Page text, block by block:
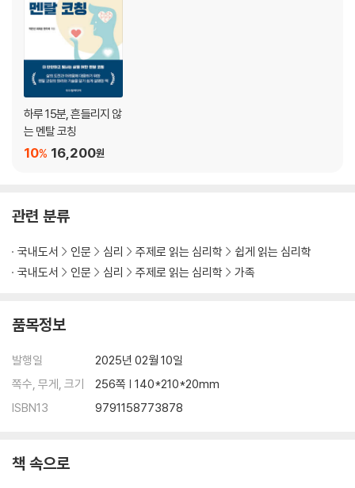
먼저다 | 인정과 칭찬으로 긍정감정을 채우자 | 침묵을 즐겨라 | 반항에는
다 이유가 있다
5. 감정에 휘둘리지 않고 살아가기
불편한 감정을 해결하는 방법 | 자녀의 이유 있는 외면, 나 전달법 대화로 |
힘들 땐 그냥 힘들다고 말해도 괜찮다 | 마음을 다치지 않는 방법 | 엄마가
행복하면 아이도 행복하다 | 의도를 바르게 세우자 | 이름을 인정하자 비로
하루 15분, 흔들리지 않
는 멘탈 코칭
16,200원
10%
관련 분류
국내도서 인문 심리 주제로 읽는 심리학
쉽게 읽는 심리학
국내도서
인문 심리 주제로 읽는 심리학 가족
품목정보
발행일
2025년 02월 10일
쪽수, 무게, 크기
256쪽 | 140*210*20mm
ISBN13
9791158773878
책 속으로